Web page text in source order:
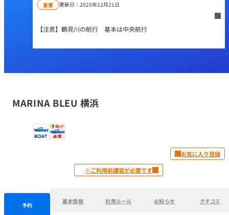
重要 更新日： 2025年12月21日
【注意】鶴見川の航行 基本は中央航行
MARINA BLEU 横浜
お気に入り登録
※ご利用前講習が必要です
予約
基本情報 利用ルール お知らせ クチコミ